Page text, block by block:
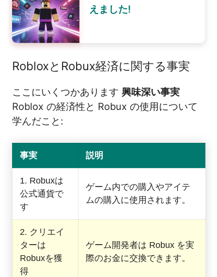
えました!
RobloxとRobux経済に関する事実
ここにいくつかあります 興味深い事実
Roblox の経済性と Robux の使用について
学んだこと:
事実 説明
1. Robuxは
公式通貨で
す
ゲーム内での購入やアイテ
ムの購入に使用されます。
2. クリエイ
ターは
Robuxを獲
得
ゲーム開発者は Robux を実
際のお金に交換できます。